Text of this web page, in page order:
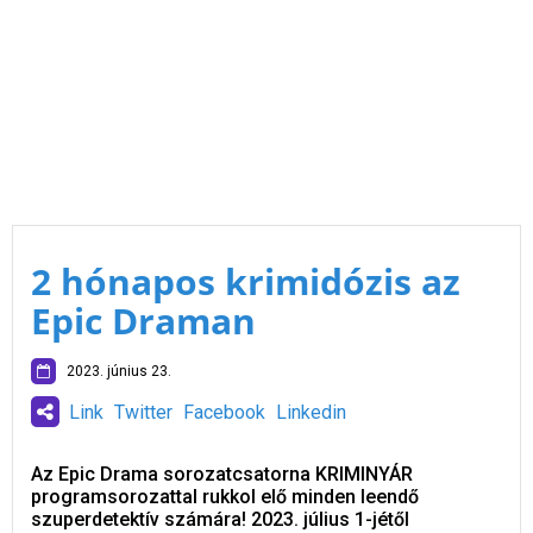
2 hónapos krimidózis az
Epic Draman
2023. június 23.
Link Twitter Facebook Linkedin
Az Epic Drama sorozatcsatorna KRIMINYÁR
programsorozattal rukkol elő minden leendő
szuperdetektív számára! 2023. július 1-jétől